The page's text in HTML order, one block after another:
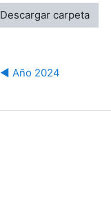
Descargar carpeta
◀︎ Año 2024